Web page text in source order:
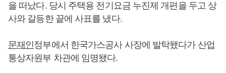
을 떠났다. 당시 주택용 전기요금 누진제 개편을 두고 상
사와 갈등한 끝에 사표를 냈다.
문재인정부에서 한국가스공사 사장에 발탁됐다가 산업
통상자원부 차관에 임명됐다.